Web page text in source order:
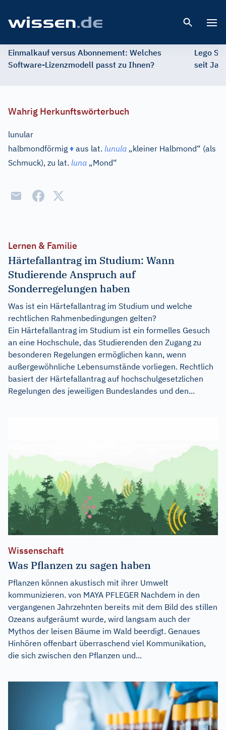
Einmalkauf versus Abonnement: Welches
Software-Lizenzmodell passt zu Ihnen?
Lego
seit
Wahrig Herkunftswörterbuch
lunular
halbmondförmig ♦ aus lat. lunula „kleiner Halbmond“ (als
Schmuck), zu lat. luna „Mond“
Lernen & Familie
Härtefallantrag im Studium: Wann
Studierende Anspruch auf
Sonderregelungen haben
Was ist ein Härtefallantrag im Studium und welche
rechtlichen Rahmenbedingungen gelten?
Ein Härtefallantrag im Studium ist ein formelles Gesuch
an eine Hochschule, das Studierenden den Zugang zu
besonderen Regelungen ermöglichen kann, wenn
außergewöhnliche Lebensumstände vorliegen. Rechtlich
basiert der Härtefallantrag auf hochschulgesetzlichen
Regelungen des jeweiligen Bundeslandes und den...
Wissenschaft
Was Pflanzen zu sagen haben
Pflanzen können akustisch mit ihrer Umwelt
kommunizieren. von MAYA PFLEGER Nachdem in den
vergangenen Jahrzehnten bereits mit dem Bild des stillen
Ozeans aufgeräumt wurde, wird langsam auch der
Mythos der leisen Bäume im Wald beerdigt. Genaues
Hinhören offenbart überraschend viel Kommunikation,
die sich zwischen den Pflanzen und...